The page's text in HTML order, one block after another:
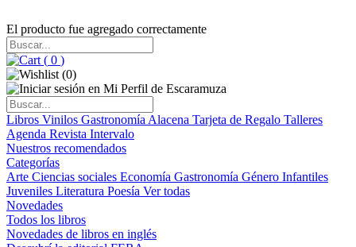
El producto fue agregado correctamente
( 0 )
(0)
Libros Vinilos Gastronomía Alacena Tarjeta de Regalo Talleres
Agenda Revista Intervalo
Nuestros recomendados
Categorías
Arte Ciencias sociales Economía Gastronomía Género Infantiles
Juveniles Literatura Poesía Ver todas
Novedades
Todos los libros
Novedades de libros en inglés